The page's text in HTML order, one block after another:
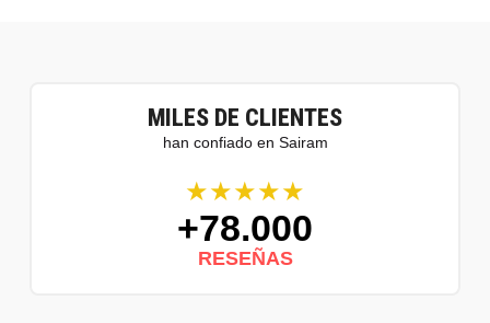
MILES DE CLIENTES
han confiado en Sairam
★★★★★
+78.000
RESEÑAS